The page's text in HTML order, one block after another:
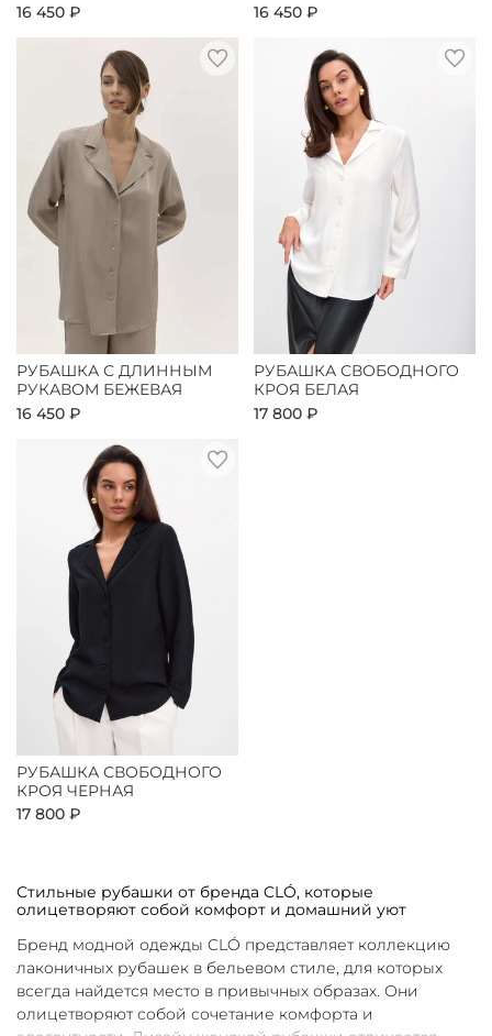
16 450 ₽
16 450 ₽
РУБАШКА С ДЛИННЫМ
РУКАВОМ БЕЖЕВАЯ
16 450 ₽
РУБАШКА СВОБОДНОГО
КРОЯ БЕЛАЯ
17 800 ₽
РУБАШКА СВОБОДНОГО
КРОЯ ЧЕРНАЯ
17 800 ₽
Стильные рубашки от бренда CLÓ, которые
олицетворяют собой комфорт и домашний уют
Бренд модной одежды CLÓ представляет коллекцию
лаконичных рубашек в бельевом стиле, для которых
всегда найдется место в привычных образах. Они
олицетворяют собой сочетание комфорта и